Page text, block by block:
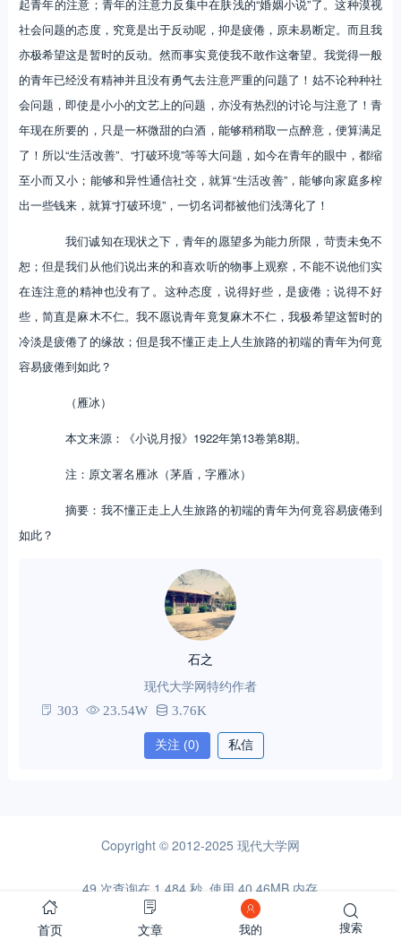
起青年的注意；青年的注意力反集中在肤浅的“婚姻小说”了。这种漠视
社会问题的态度，究竟是出于反动呢，抑是疲倦，原未易断定。而且我
亦极希望这是暂时的反动。然而事实竟使我不敢作这奢望。我觉得一般
的青年已经没有精神并且没有勇气去注意严重的问题了！姑不论种种社
会问题，即使是小小的文艺上的问题，亦没有热烈的讨论与注意了！青
年现在所要的，只是一杯微甜的白酒，能够稍稍取一点醉意，便算满足
了！所以“生活改善”、“打破环境”等等大问题，如今在青年的眼中，都缩
至小而又小；能够和异性通信社交，就算“生活改善”，能够向家庭多榨
出一些钱来，就算“打破环境”，一切名词都被他们浅薄化了！
我们诚知在现状之下，青年的愿望多为能力所限，苛责未免不
恕；但是我们从他们说出来的和喜欢听的物事上观察，不能不说他们实
在连注意的精神也没有了。这种态度，说得好些，是疲倦；说得不好
些，简直是麻木不仁。我不愿说青年竟复麻木不仁，我极希望这暂时的
冷淡是疲倦了的缘故；但是我不懂正走上人生旅路的初端的青年为何竟
容易疲倦到如此？
（雁冰）
本文来源：《小说月报》1922年第13卷第8期。
注：原文署名雁冰（茅盾，字雁冰）
摘要：我不懂正走上人生旅路的初端的青年为何竟容易疲倦到
如此？
石之
现代大学网特约作者
303 23.54W 3.76K
关注 (0) 私信
Copyright © 2012-2025 现代大学网
49 次查询在 1.484 秒, 使用 40.46MB 内存
首页 文章 我的 搜索